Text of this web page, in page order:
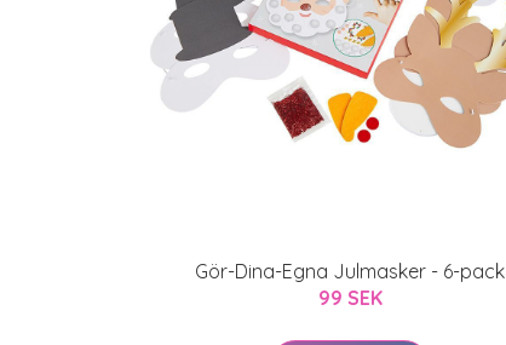
Gör-Dina-Egna Julmasker - 6-pack
99 SEK